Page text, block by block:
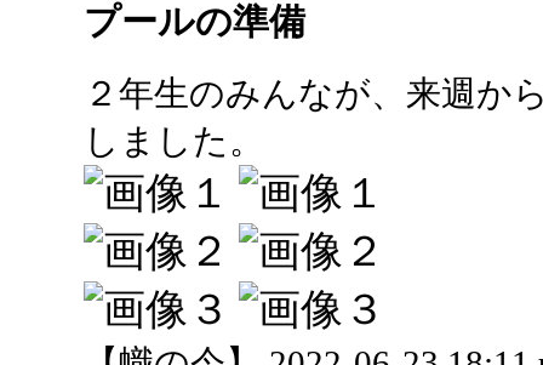
プールの準備
２年生のみんなが、来週か
しました。